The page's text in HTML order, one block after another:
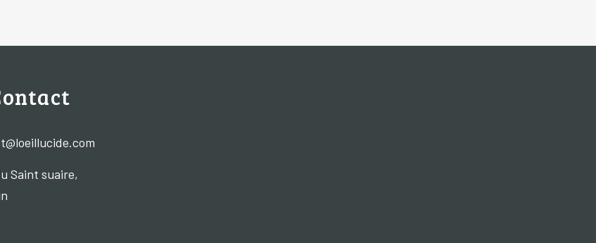
Saint suaire,